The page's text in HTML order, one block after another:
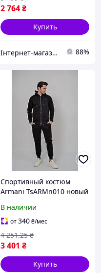
2 764₴
Купить
Інтернет-магазин Min Price 88%
Спортивный костюм
Armani TsARMn010 новый
размеры S M L XL XXL с
уникальным дизайном
В наличии
от340₴/мес
3 401 ₴
4 251.25 ₴
Купить